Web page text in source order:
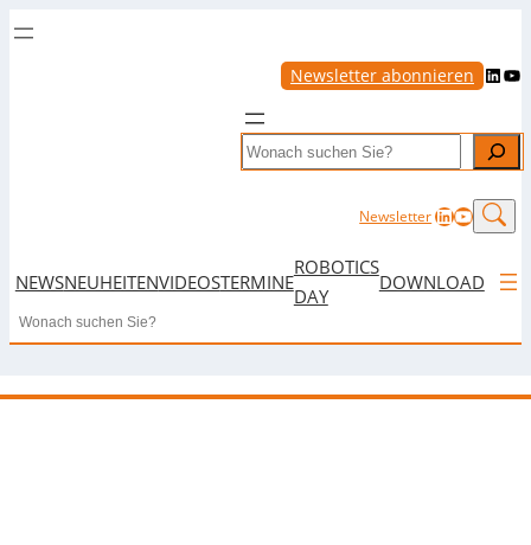
Newsletter abonnieren LinkedIn YouTube
Search
NewsletterLinkedIn
NEWSNEUHEITENVIDEOSTERMINE
ROBOTICS
DAY
DOWNLOAD
Search